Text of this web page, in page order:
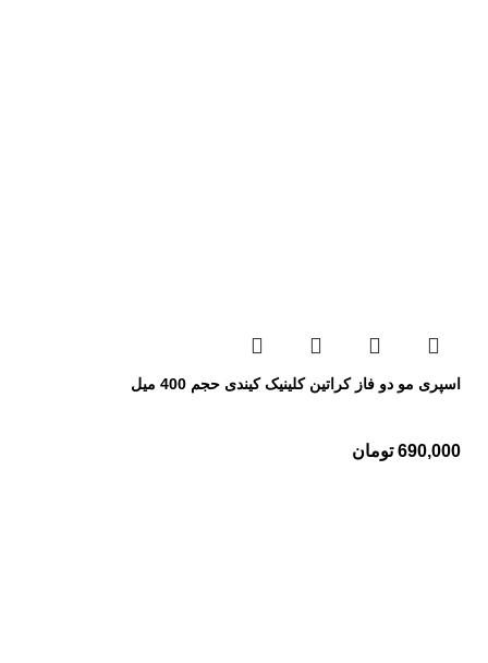
اسپری مو دو فاز کراتین کلینیک کیندی حجم 400 میل
690,000 تومان